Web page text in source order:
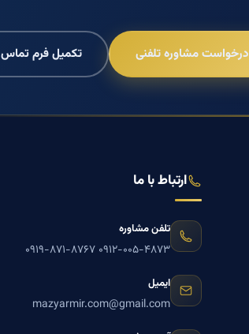
درخواست مشاوره تلفنی تکمیل فرم تماس
ارتباط با ما
تلفن مشاوره
۰۹۱۲-۰۰۵-۴۸۷۳ ۰۹۱۹-۸۷۱-۸۷۶۷
ایمیل
mazyarmir.com@gmail.com